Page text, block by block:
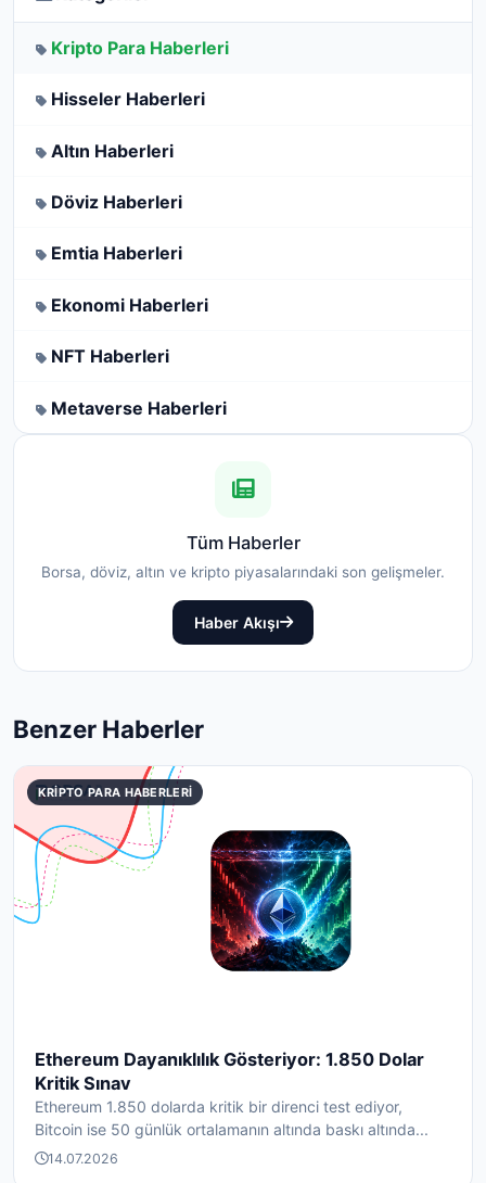
Kripto Para Haberleri
Hisseler Haberleri
Altın Haberleri
Döviz Haberleri
Emtia Haberleri
Ekonomi Haberleri
NFT Haberleri
Metaverse Haberleri
Tüm Haberler
Borsa, döviz, altın ve kripto piyasalarındaki son gelişmeler.
Haber Akışı
Benzer Haberler
KRIPTO PARA HABERLERI
Ethereum Dayanıklılık Gösteriyor: 1.850 Dolar
Kritik Sınav
Ethereum 1.850 dolarda kritik bir direnci test ediyor,
Bitcoin ise 50 günlük ortalamanın altında baskı altında...
14.07.2026